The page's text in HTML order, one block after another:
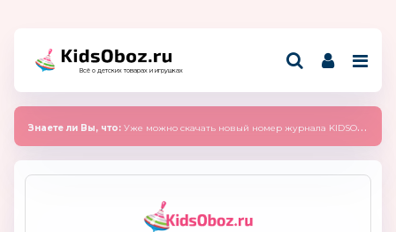
Всё о детских товарах и игрушках
Знаете ли Вы, что: Уже можно скачать новый номер журнала KIDSOBOZ 2025 (сентябрь)